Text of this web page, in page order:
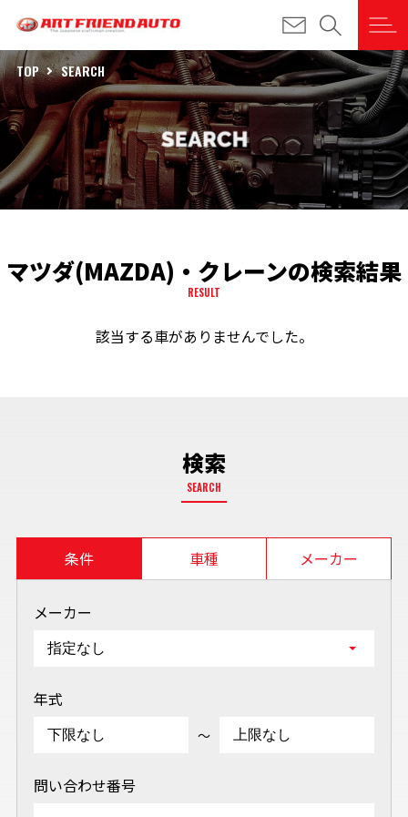
TOP SEARCH
マツダ(MAZDA)・クレーンの検索結果
RESULT
該当する車がありませんでした。
検索
SEARCH
条件 車種 メーカー
メーカー
年式
～
問い合わせ番号